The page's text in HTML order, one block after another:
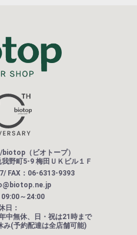
（ビオトープ）
野町5-9 梅田ＵＫビル１Ｆ
FAX：06-6313-9393
～24:00
日：
中無休、日・祝は21時まで
み(予約配達は全店舗可能)